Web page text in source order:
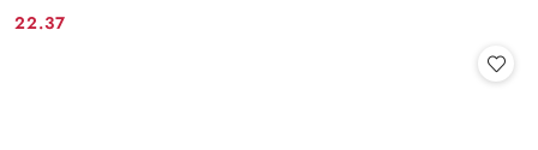
Cena:
22.37